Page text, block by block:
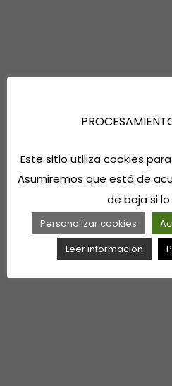
Este sitio utiliza cookies
Asumiremos que está de
de baja si
Personalizar cookies
Leer información